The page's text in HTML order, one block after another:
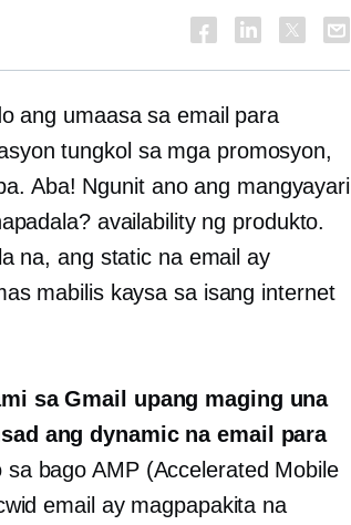
ang umaasa sa email para
tungkol sa mga promosyon,
Aba! Ngunit ano ang mangyayari
availability ng produkto.
na, ang static na email ay
mabilis kaysa sa isang internet
sa Gmail upang maging una
ang dynamic na email para
sa bago AMP (Accelerated Mobile
email ay magpapakita na